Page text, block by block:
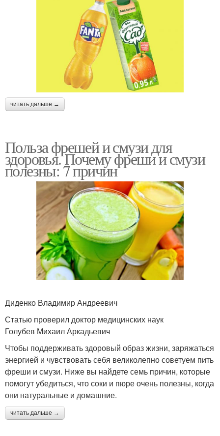
читать дальше →
Польза фрешей и смузи для
здоровья. Почему фреши и смузи
полезны: 7 причин
Диденко Владимир Андреевич
Статью проверил доктор медицинских наук
Голубев Михаил Аркадьевич
Чтобы поддерживать здоровый образ жизни, заряжаться
энергией и чувствовать себя великолепно советуем пить
фреши и смузи. Ниже вы найдете семь причин, которые
помогут убедиться, что соки и пюре очень полезны, когда
они натуральные и домашние.
читать дальше →